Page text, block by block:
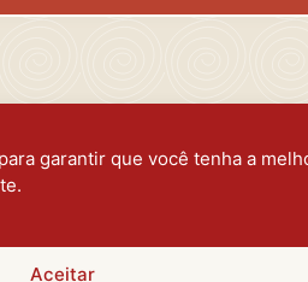
garantir que você tenha a
Aceitar